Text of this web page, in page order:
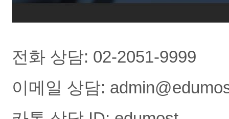
전화 상담: 02-2051-9999
이메일 상담: